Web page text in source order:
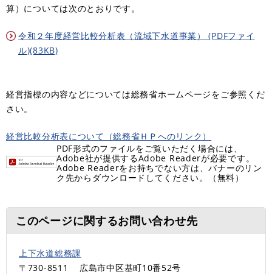
算）については次のとおりです。
令和２年度経営比較分析表（流域下水道事業） (PDFファイ
ル)(83KB)
経営指標の内容などについては総務省ホームページをご参照くだ
さい。
経営比較分析表について（総務省ＨＰへのリンク）
PDF形式のファイルをご覧いただく場合には、
Adobe社が提供するAdobe Readerが必要です。
Adobe Readerをお持ちでない方は、バナーのリン
ク先からダウンロードしてください。（無料）
このページに関するお問い合わせ先
上下水道総務課
〒730-8511
広島市中区基町10番52号